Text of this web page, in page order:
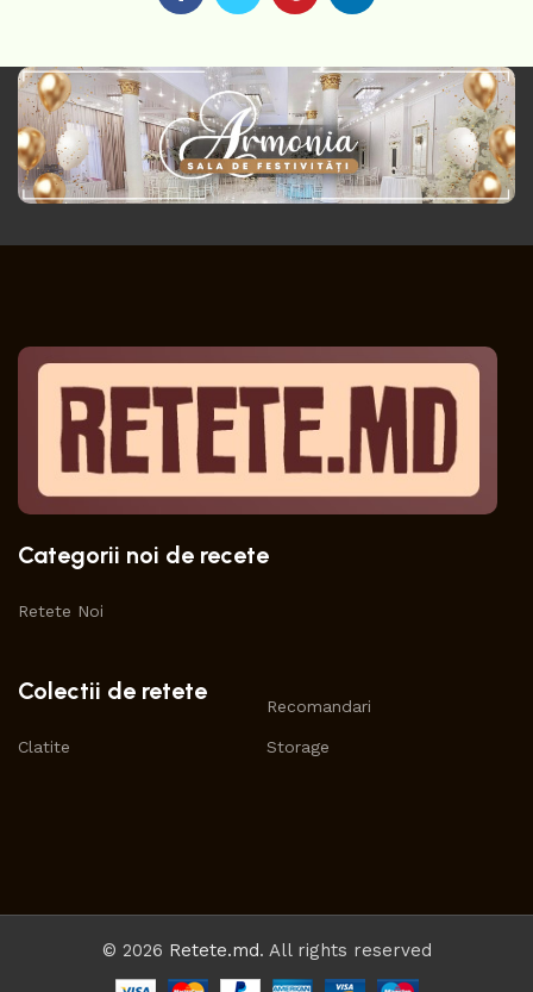
Categorii noi de recete
Retete Noi
Colectii de retete
Clatite
Recomandari
Storage
© 2026 Retete.md. All rights reserved